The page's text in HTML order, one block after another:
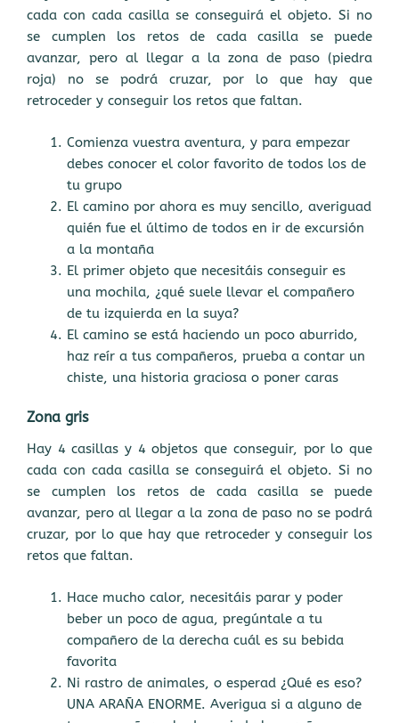
cada con cada casilla se conseguirá el objeto. Si no
se cumplen los retos de cada casilla se puede
avanzar, pero al llegar a la zona de paso (piedra
roja) no se podrá cruzar, por lo que hay que
retroceder y conseguir los retos que faltan.
Comienza vuestra aventura, y para empezar
debes conocer el color favorito de todos los de
tu grupo
El camino por ahora es muy sencillo, averiguad
quién fue el último de todos en ir de excursión
a la montaña
El primer objeto que necesitáis conseguir es
una mochila, ¿qué suele llevar el compañero
de tu izquierda en la suya?
El camino se está haciendo un poco aburrido,
haz reír a tus compañeros, prueba a contar un
chiste, una historia graciosa o poner caras
Zona gris
Hay 4 casillas y 4 objetos que conseguir, por lo que
cada con cada casilla se conseguirá el objeto. Si no
se cumplen los retos de cada casilla se puede
avanzar, pero al llegar a la zona de paso no se podrá
cruzar, por lo que hay que retroceder y conseguir los
retos que faltan.
Hace mucho calor, necesitáis parar y poder
beber un poco de agua, pregúntale a tu
compañero de la derecha cuál es su bebida
favorita
Ni rastro de animales, o esperad ¿Qué es eso?
UNA ARAÑA ENORME. Averigua si a alguno de